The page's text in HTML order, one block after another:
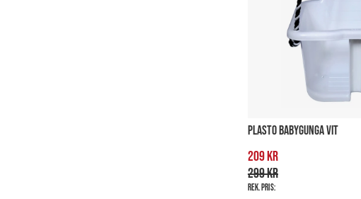
PLASTO BABYGUNGA VIT
209 kr
299 kr
Rek. pris: